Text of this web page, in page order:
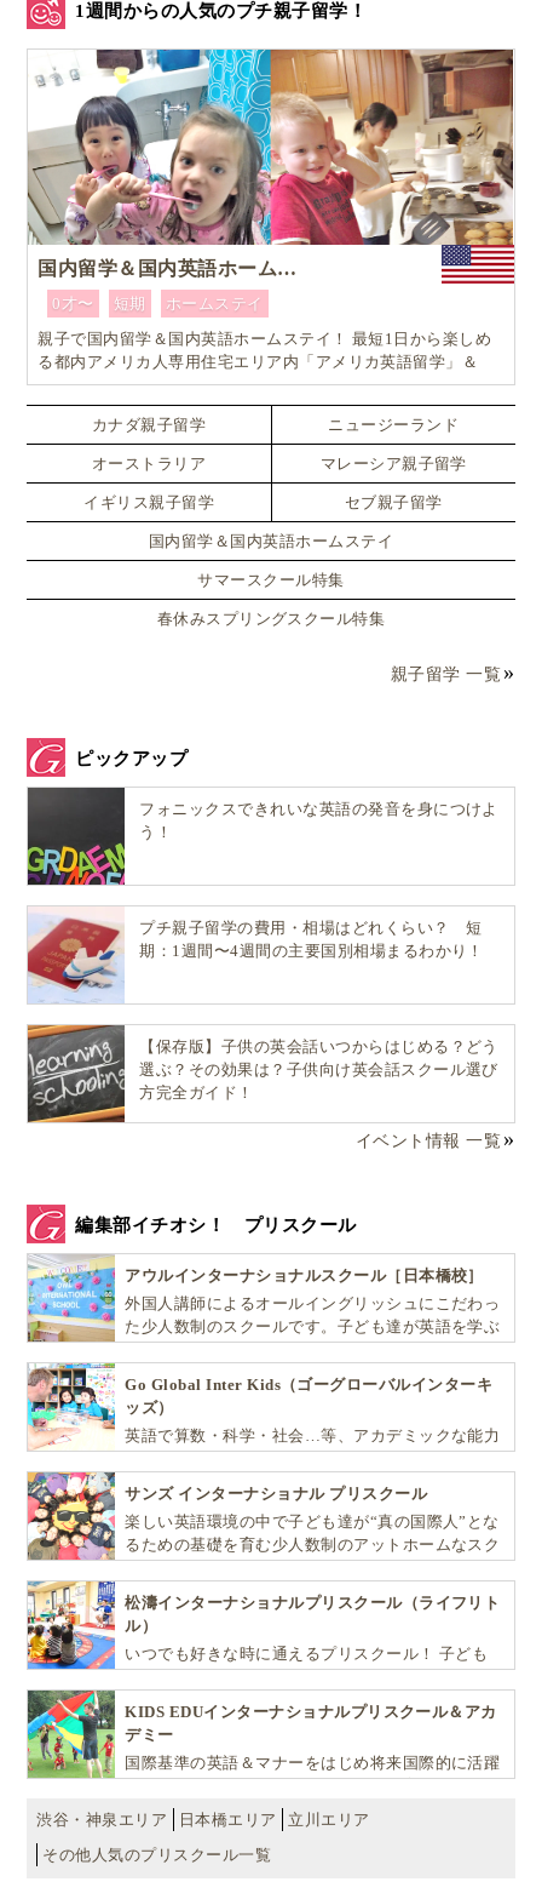
1週間からの人気のプチ親子留学！
国内留学＆国内英語ホームステイ
0才〜 短期
ホームステイ
親子で国内留学＆国内英語ホームステイ！ 最短1日から楽しめ
る都内アメリカ人専用住宅エリア内「アメリカ英語留学」＆
「ホームステイ体験」プログラム！
カナダ親子留学 ニュージーランド
オーストラリア マレーシア親子留学
イギリス親子留学 セブ親子留学
国内留学＆国内英語ホームステイ
サマースクール特集
春休みスプリングスクール特集
親子留学 一覧
ピックアップ
フォニックスできれいな英語の発音を身につけよ
う！
プチ親子留学の費用・相場はどれくらい？ 短
期：1週間〜4週間の主要国別相場まるわかり！
【保存版】子供の英会話いつからはじめる？どう
選ぶ？その効果は？子供向け英会話スクール選び
方完全ガイド！
イベント情報 一覧
編集部イチオシ！ プリスクール
アウルインターナショナルスクール［日本橋校］
外国人講師によるオールイングリッシュにこだわっ
た少人数制のスクールです。子ども達が英語を学ぶ
Go Global Inter Kids（ゴーグローバルインターキ
ッズ）
英語で算数・科学・社会…等、アカデミックな能力
を育む少人数制のプリスクールです。
サンズ インターナショナル プリスクール
楽しい英語環境の中で子ども達が“真の国際人”とな
るための基礎を育む少人数制のアットホームなスク
松濤インターナショナルプリスクール（ライフリト
ル）
いつでも好きな時に通えるプリスクール！ 子ども
自ら進んで学ぶこと、考える力を育みます
KIDS EDUインターナショナルプリスクール＆アカ
デミー
国際基準の英語＆マナーをはじめ将来国際的に活躍
EDU（キッズ・エデュ）」は幼児から小学生まで一
貫して学べる充実のカリキュラムが魅力です
渋谷・神泉エリア 日本橋エリア
立川エリア
その他人気のプリスクール一覧